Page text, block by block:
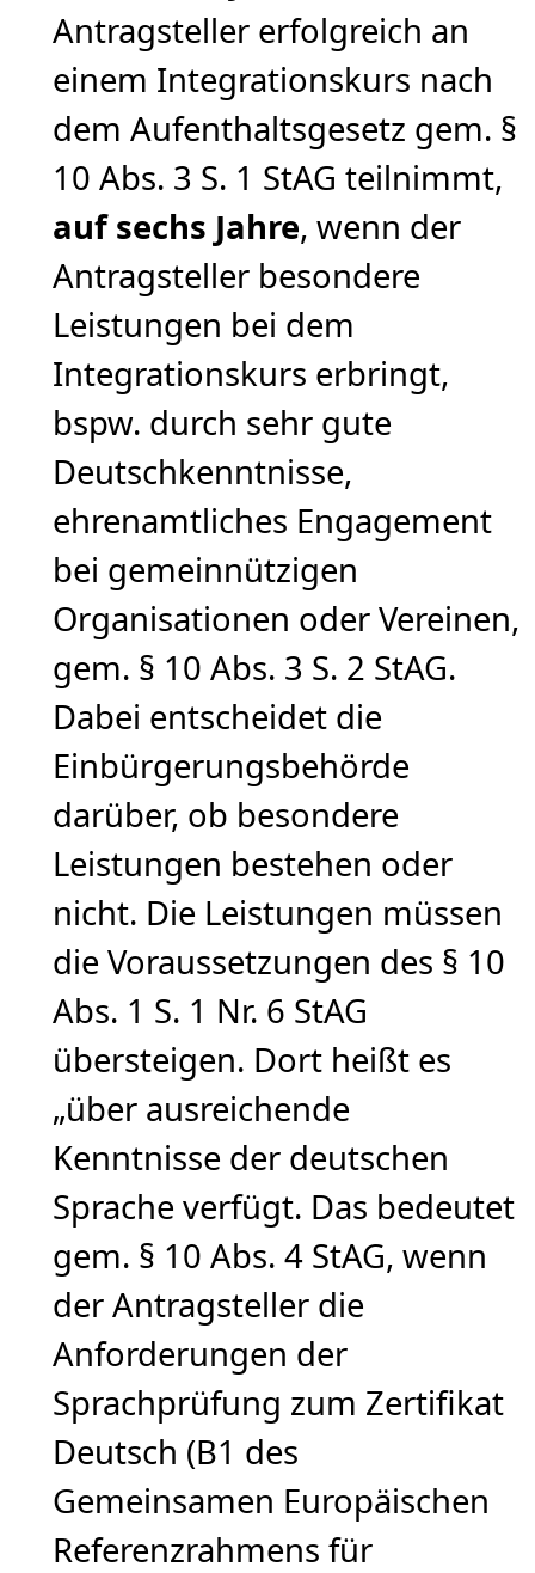
Antragsteller erfolgreich an
einem Integrationskurs nach
dem Aufenthaltsgesetz gem. §
10 Abs. 3 S. 1 StAG teilnimmt,
auf sechs Jahre, wenn der
Antragsteller besondere
Leistungen bei dem
Integrationskurs erbringt,
bspw. durch sehr gute
Deutschkenntnisse,
ehrenamtliches Engagement
bei gemeinnützigen
Organisationen oder Vereinen,
gem. § 10 Abs. 3 S. 2 StAG.
Dabei entscheidet die
Einbürgerungsbehörde
darüber, ob besondere
Leistungen bestehen oder
nicht. Die Leistungen müssen
die Voraussetzungen des § 10
Abs. 1 S. 1 Nr. 6 StAG
übersteigen. Dort heißt es
„über ausreichende
Kenntnisse der deutschen
Sprache verfügt. Das bedeutet
gem. § 10 Abs. 4 StAG, wenn
der Antragsteller die
Anforderungen der
Sprachprüfung zum Zertifikat
Deutsch (B1 des
Gemeinsamen Europäischen
Referenzrahmens für